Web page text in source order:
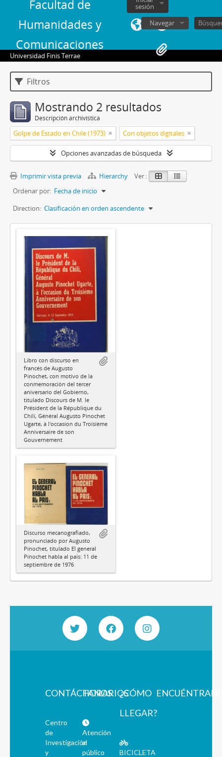
Facultad de
Humanidades y
Comunicaciones
sesión
Navegar
Universidad Finis Terrae
Filtros
Mostrando 2 resultados
Descripción archivística
Golpe de Estado en Chile (1973) Con objetos digitales
Opciones avanzadas de búsqueda
Imprimir vista previa Hierarchy
Ver :
Ordenar por: Fecha de inicio
Direction: Clasificación en orden ascendente
Libro con discurso en
francés de Augusto
Pinochet, con motivo de la
conmemoración del tercer
aniversario del Gobierno,
titulado Discours de M. le
Président de la République du
Chilí, Général Augusto Pinochet
Ugarte, à l'occasion du Troisième
Anniversaire de son
Gouvernement
Discurso mecanografiado,
pronunciado por Augusto
Pinochet, titulado El general
Pinochet habla al país: 11 de
septiembre de 1976
CONTÁCTANOS
Centro
de
Investigación
y
HORARIOS
Atención
al
público
¿CÓMO
LLEGAR?
BICICLETA